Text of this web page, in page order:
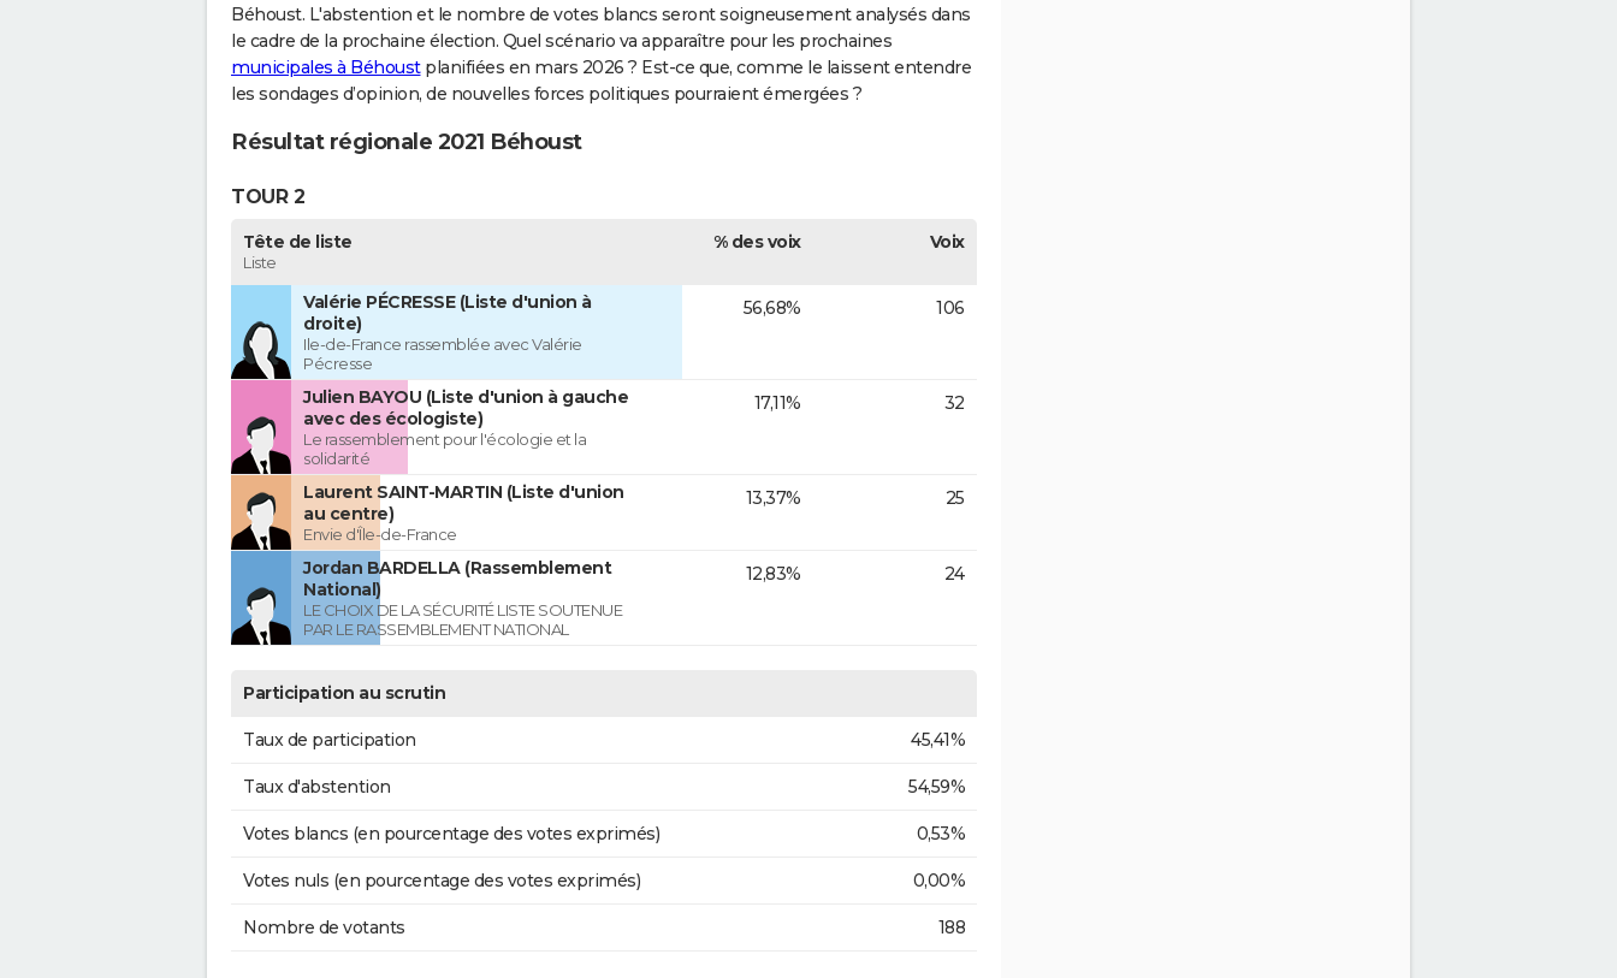
Béhoust. L'abstention et le nombre de votes blancs seront soigneusement analysés dans
le cadre de la prochaine élection. Quel scénario va apparaître pour les prochaines
municipales à Béhoustplanifiées en mars 2026 ? Est-ce que, comme le laissent entendre
les sondages d’opinion, de nouvelles forces politiques pourraient émergées ?
Résultat régionale 2021 Béhoust
TOUR 2
Tête de liste
Liste
% des voix Voix
Valérie PÉCRESSE (Liste d'union à
droite)
Ile-de-France rassemblée avec Valérie
Pécresse
56,68% 106
Julien BAYOU (Liste d'union à gauche
avec des écologiste)
Le rassemblement pour l'écologie et la
solidarité
17,11% 32
Laurent SAINT-MARTIN (Liste d'union
au centre)
Envie d'Île-de-France
13,37% 25
Jordan BARDELLA (Rassemblement
National)
LE CHOIX DE LA SÉCURITÉ LISTE SOUTENUE
PAR LE RASSEMBLEMENT NATIONAL
12,83% 24
Participation au scrutin
Taux de participation 45,41%
Taux d'abstention 54,59%
Votes blancs (en pourcentage des votes exprimés) 0,53%
Votes nuls (en pourcentage des votes exprimés) 0,00%
Nombre de votants 188